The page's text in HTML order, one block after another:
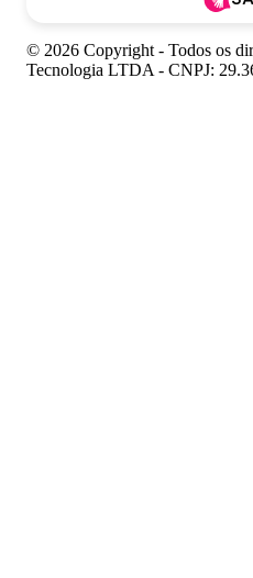
© 2026 Copyright - Todos os
Tecnologia LTDA - CNPJ: